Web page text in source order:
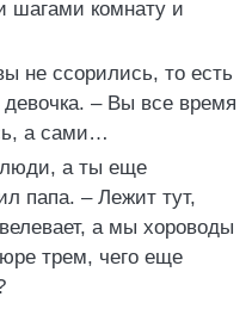
шагами комнату и
не ссорились, то есть
– Вы все время
а сами…
а ты еще
папа. – Лежит тут,
а мы хороводы
трем, чего еще